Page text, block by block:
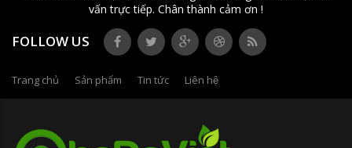
vấn trực tiếp. Chân thành cảm ơn !
FOLLOW US
Trang chủ Sản phẩm Tin tức Liên hệ